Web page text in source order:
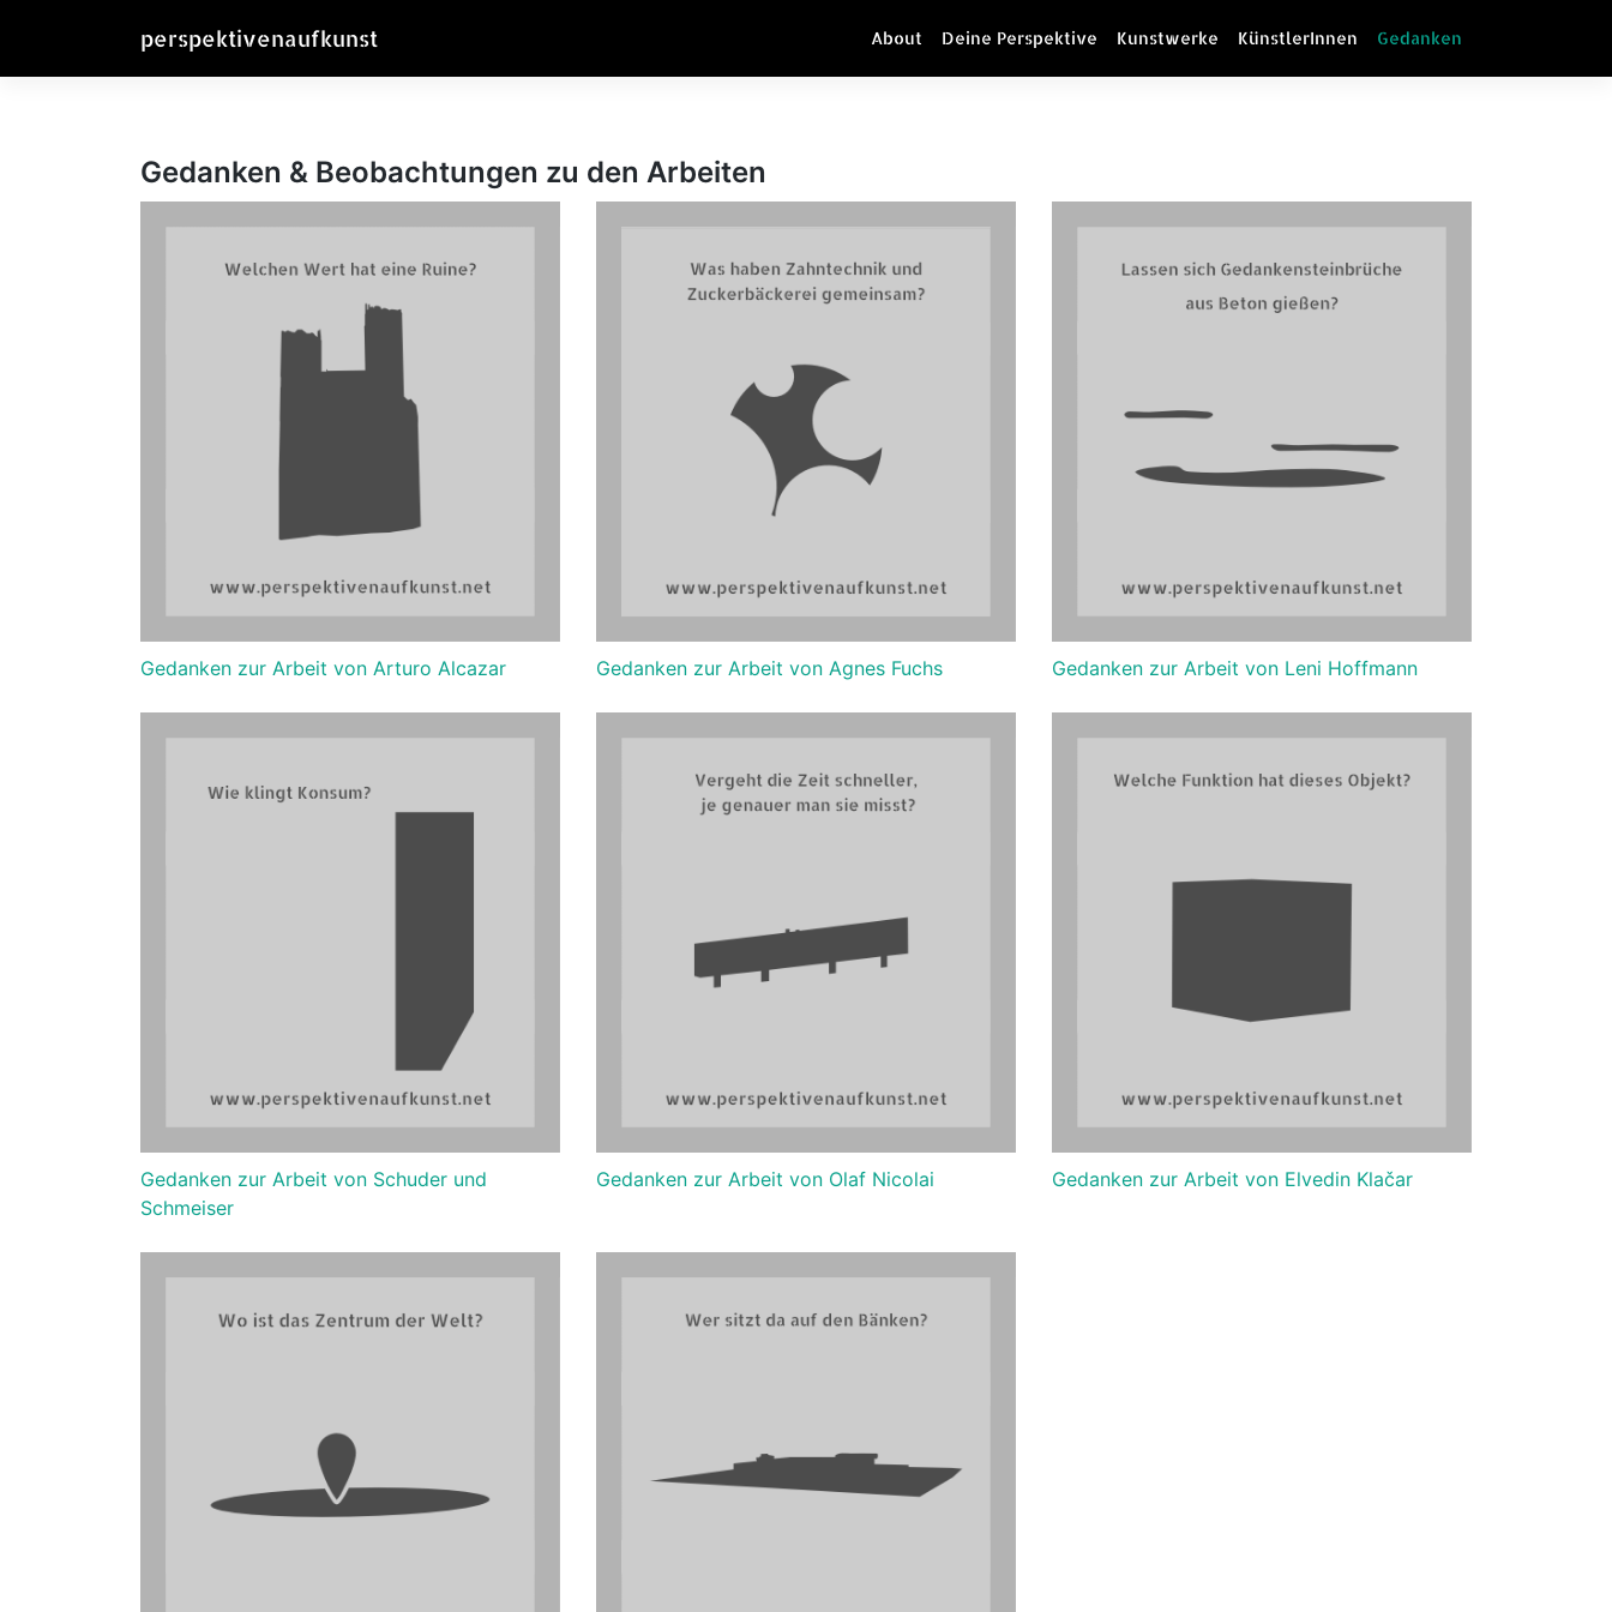
content
perspektivenaufkunst About Deine Perspektive Kunstwerke KünstlerInnen Gedanken
Gedanken & Beobachtungen zu den Arbeiten
Gedanken zur Arbeit von Arturo Alcazar Gedanken zur Arbeit von Agnes Fuchs Gedanken zur Arbeit von Leni Hoffmann
Gedanken zur Arbeit von Schuder und
Schmeiser
Gedanken zur Arbeit von Olaf Nicolai Gedanken zur Arbeit von Elvedin Klačar